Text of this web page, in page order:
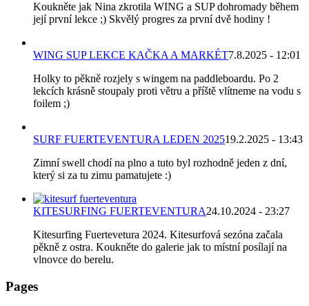
Koukněte jak Nina zkrotila WING a SUP dohromady během
její první lekce ;) Skvělý progres za první dvě hodiny !
WING SUP LEKCE KAČKA A MARKÉT7.8.2025 - 12:01
Holky to pěkně rozjely s wingem na paddleboardu. Po 2
lekcích krásně stoupaly proti větru a příště vlítneme na vodu s
foilem ;)
SURF FUERTEVENTURA LEDEN 202519.2.2025 - 13:43
Zimní swell chodí na plno a tuto byl rozhodně jeden z dní,
který si za tu zimu pamatujete :)
KITESURFING FUERTEVENTURA24.10.2024 - 23:27
Kitesurfing Fuertevetura 2024. Kitesurfová sezóna začala
pěkně z ostra. Koukněte do galerie jak to místní posílají na
vlnovce do berelu.
Pages